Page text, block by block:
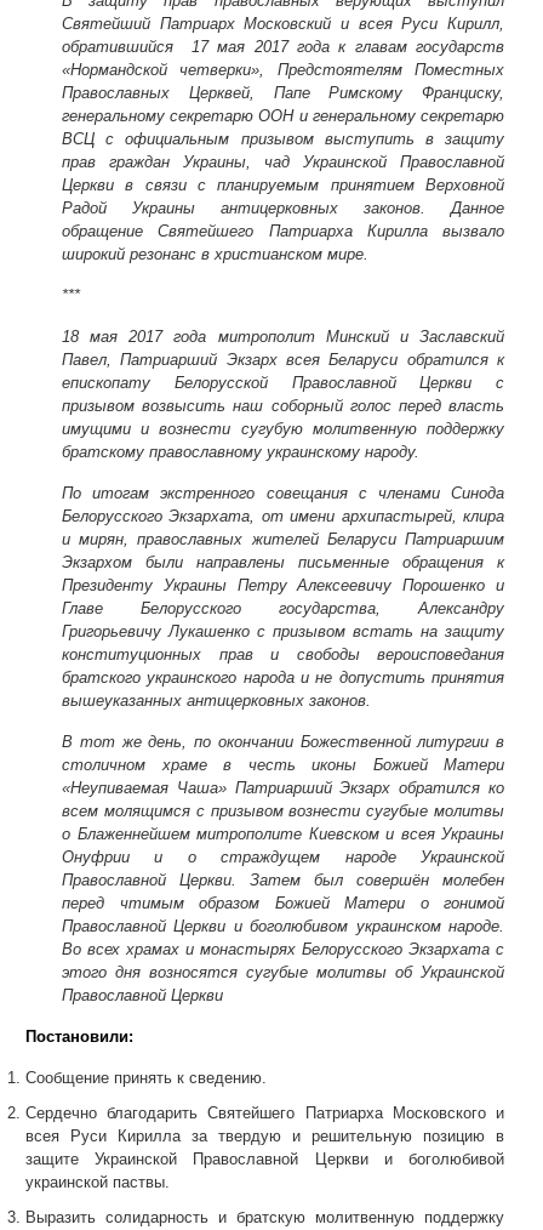
Святейший Патриарх Московский и всея Руси Кирилл,
обратившийся 17 мая 2017 года к главам государств
«Нормандской четверки», Предстоятелям Поместных
Православных Церквей, Папе Римскому Франциску,
генеральному секретарю ООН и генеральному секретарю
ВСЦ с официальным призывом выступить в защиту
прав граждан Украины, чад Украинской Православной
Церкви в связи с планируемым принятием Верховной
Радой Украины антицерковных законов. Данное
обращение Святейшего Патриарха Кирилла вызвало
широкий резонанс в христианском мире.
***
18 мая 2017 года митрополит Минский и Заславский
Павел, Патриарший Экзарх всея Беларуси обратился к
епископату Белорусской Православной Церкви с
призывом возвысить наш соборный голос перед власть
имущими и вознести сугубую молитвенную поддержку
братскому православному украинскому народу.
По итогам экстренного совещания с членами Синода
Белорусского Экзархата, от имени архипастырей, клира
и мирян, православных жителей Беларуси Патриаршим
Экзархом были направлены письменные обращения к
Президенту Украины Петру Алексеевичу Порошенко и
Главе Белорусского государства, Александру
Григорьевичу Лукашенко с призывом встать на защиту
конституционных прав и свободы вероисповедания
братского украинского народа и не допустить принятия
вышеуказанных антицерковных законов.
В тот же день, по окончании Божественной литургии в
столичном храме в честь иконы Божией Матери
«Неупиваемая Чаша» Патриарший Экзарх обратился ко
всем молящимся с призывом вознести сугубые молитвы
о Блаженнейшем митрополите Киевском и всея Украины
Онуфрии и о страждущем народе Украинской
Православной Церкви. Затем был совершён молебен
перед чтимым образом Божией Матери о гонимой
Православной Церкви и боголюбивом украинском народе.
Во всех храмах и монастырях Белорусского Экзархата с
этого дня возносятся сугубые молитвы об Украинской
Православной Церкви
Постановили:
Сообщение принять к сведению.
Сердечно благодарить Святейшего Патриарха Московского и
всея Руси Кирилла за твердую и решительную позицию в
защите Украинской Православной Церкви и боголюбивой
украинской паствы.
Выразить солидарность и братскую молитвенную поддержку